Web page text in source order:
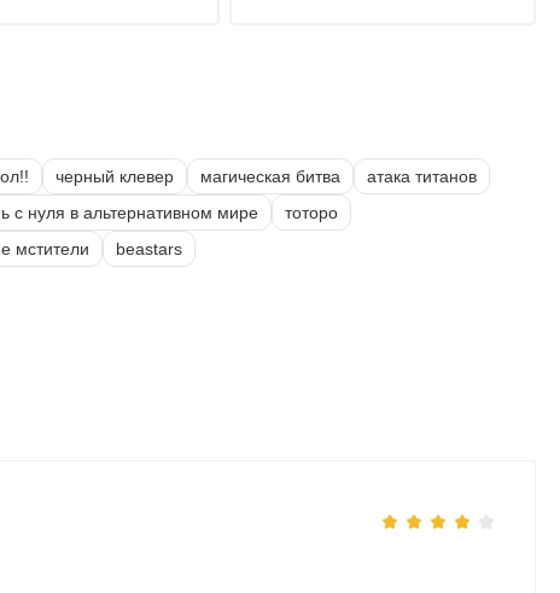
черный клевер магическая битва
атака титанов
с нуля в альтернативном мире
тоторо
мстители beastars